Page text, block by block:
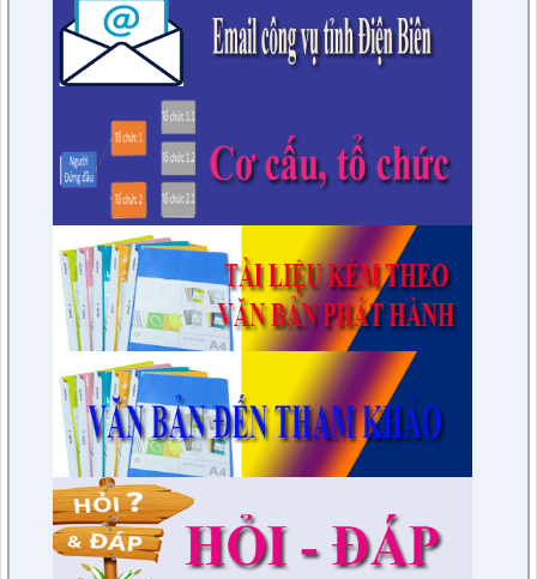
Kế hoạch Học tập, trao đổi kinh nghiệm năm 2023 của HĐND
huyện khóa XXI, nhiệm kỳ 2021 - 2026 tại các huyện thuộc
các tỉnh phía Nam
lượt xem: 15590 | lượt tải:1682
6/KH-BPC
Kế hoạch giám sát việc thực hiện các quy định của pháp luật
về công tác thi hành án dân sự trên địa bàn huyện năm 2021,
2022
lượt xem: 3454 | lượt tải:975
7/QĐ-BPC
Quyết định thành lập đoàn giám sát việc thực hiện các quy
định của pháp luật về công tác thi hành án dân sự trên địa
bàn huyện năm 2021, 2022
lượt xem: 3388 | lượt tải:597
230/CTr-TT HĐND
Chương trình công tác tháng 03/2023 của TT HĐND
lượt xem: 3381 | lượt tải:461
1/NQ-TTHĐND
Nghị quyết V/v: Điều chỉnh cục bộ quy hoạch chi tiết xây dựng
tỷ lệ 1/500 Khu trung tâm thị trấn Tuần Giáo huyện Tuần Giáo
tỉnh Điện Biên ( Khu dân cư số 1 Thị trấn Tuần Giáo; Khu dân
cư số 2 Thị trấn Tuần Giáo; Khu dân cư mới số 3